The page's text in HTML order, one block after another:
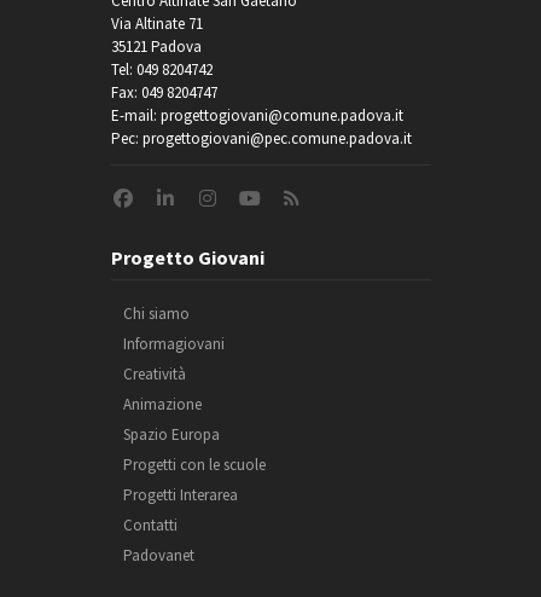
Via Altinate 71
35121 Padova
Tel: 049 8204742
Fax: 049 8204747
E-mail: progettogiovani@comune.padova.it
Pec: progettogiovani@pec.comune.padova.it
Progetto Giovani
Chi siamo
Informagiovani
Creatività
Animazione
Spazio Europa
Progetti con le scuole
Progetti Interarea
Contatti
Padovanet